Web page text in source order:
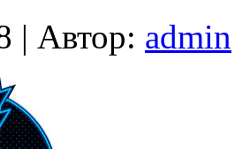
| Автор: admin